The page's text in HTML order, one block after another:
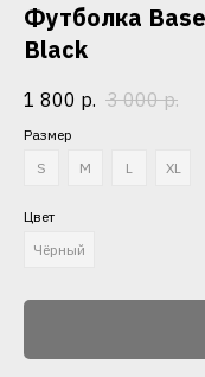
Футболка
Black
1 800 р. 3 000 р.
Размер
S
M L XL
Цвет
Чёрный